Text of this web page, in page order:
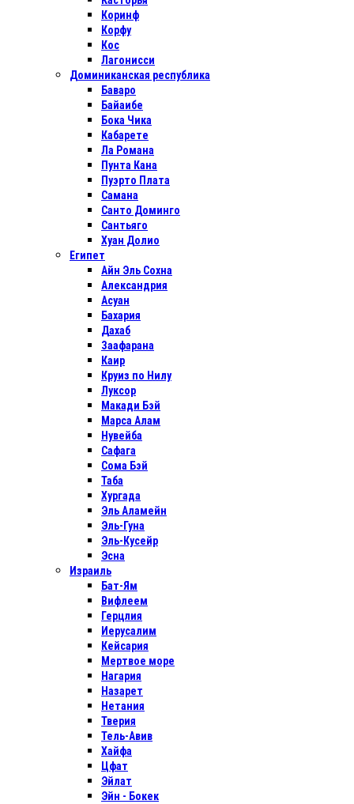
Коринф
Корфу
Кос
Лагонисси
Доминиканская республика
Баваро
Байаибе
Бока Чика
Кабарете
Ла Романа
Пунта Кана
Пуэрто Плата
Самана
Санто Доминго
Сантьяго
Хуан Долио
Египет
Айн Эль Сохна
Александрия
Асуан
Бахария
Дахаб
Заафарана
Каир
Круиз по Нилу
Луксор
Макади Бэй
Марса Алам
Нувейба
Сафага
Сома Бэй
Таба
Хургада
Эль Аламейн
Эль-Гуна
Эль-Кусейр
Эсна
Израиль
Бат-Ям
Вифлеем
Герцлия
Иерусалим
Кейсария
Мертвое море
Нагария
Назарет
Нетания
Тверия
Тель-Авив
Хайфа
Цфат
Эйлат
Эйн - Бокек